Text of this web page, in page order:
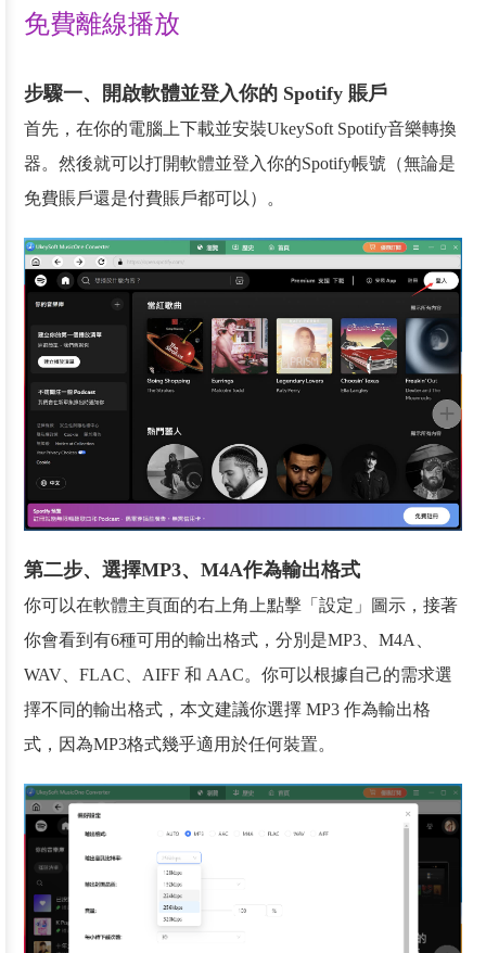
免費離線播放
步驟一、開啟軟體並登入你的 Spotify 賬戶
首先，在你的電腦上下載並安裝UkeySoft Spotify音樂轉換
器。然後就可以打開軟體並登入你的Spotify帳號（無論是
免費賬戶還是付費賬戶都可以）。
第二步、選擇MP3、M4A作為輸出格式
你可以在軟體主頁面的右上角上點擊「設定」圖示，接著
你會看到有6種可用的輸出格式，分別是MP3、M4A、
WAV、FLAC、AIFF 和 AAC。你可以根據自己的需求選
擇不同的輸出格式，本文建議你選擇 MP3 作為輸出格
式，因為MP3格式幾乎適用於任何裝置。